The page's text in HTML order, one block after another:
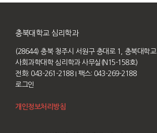
충북대학교 심리학과
(28644) 충북 청주시 서원구 충대로 1, 충북대학교
사회과학대학 심리학과 사무실(N15-158호)
전화: 043-261-2188 I 팩스: 043-269-2188
로그인
개인정보처리방침